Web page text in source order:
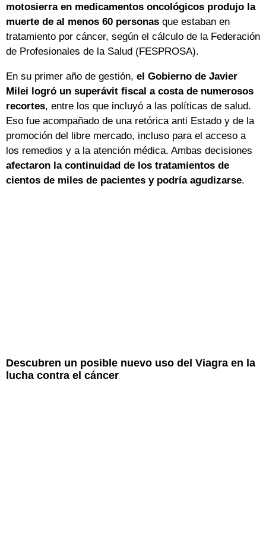
motosierra en medicamentos oncológicos produjo la
muerte de al menos 60 personas que estaban en
tratamiento por cáncer, según el cálculo de la Federación
de Profesionales de la Salud (FESPROSA).
En su primer año de gestión, el Gobierno de Javier
Milei logró un superávit fiscal a costa de numerosos
recortes, entre los que incluyó a las políticas de salud.
Eso fue acompañado de una retórica anti Estado y de la
promoción del libre mercado, incluso para el acceso a
los remedios y a la atención médica. Ambas decisiones
afectaron la continuidad de los tratamientos de
cientos de miles de pacientes y podría agudizarse.
Descubren un posible nuevo uso del Viagra en la
lucha contra el cáncer